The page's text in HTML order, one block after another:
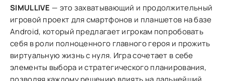
SIMULLIVE — это захватывающий и продолжительный
игровой проект для смартфонов и планшетов на базе
Android, который предлагает игрокам попробовать
себя в роли полноценного главного героя и прожить
виртуальную жизнь с нуля. Игра сочетает в себе
элементы выбора и стратегического планирования,